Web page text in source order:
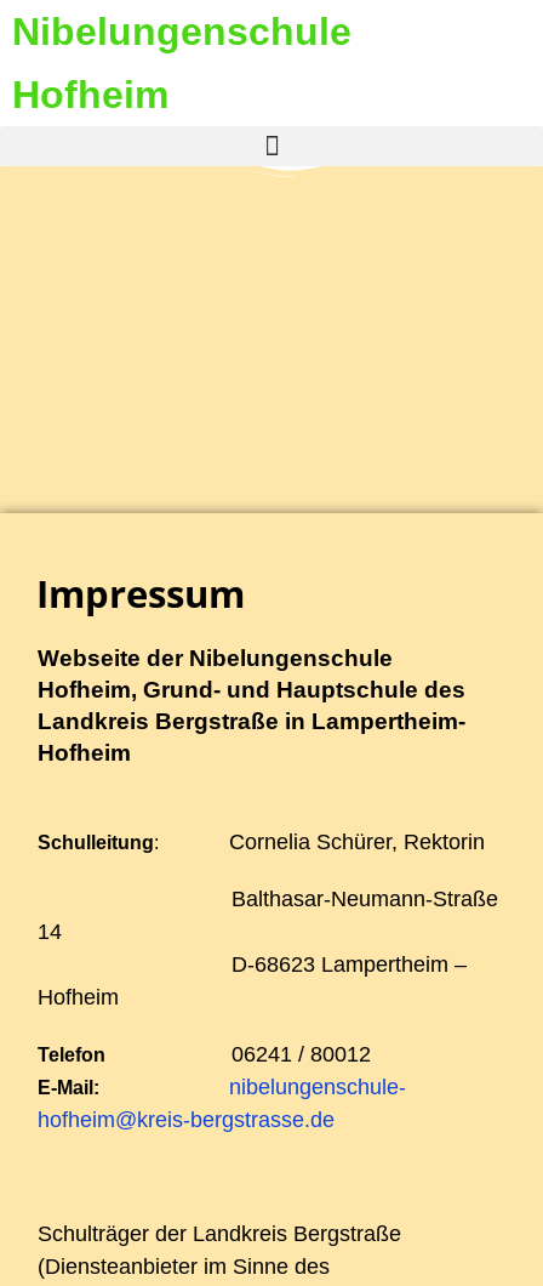
Nibelungenschule
Hofheim
Impressum
Webseite der Nibelungenschule
Hofheim, Grund- und Hauptschule des
Landkreis Bergstraße in Lampertheim-
Hofheim
Schulleitung: Cornelia Schürer, Rektorin
Balthasar-Neumann-Straße
14
D-68623 Lampertheim –
Hofheim
Telefon 06241 / 80012
E-Mail:
nibelungenschule-
hofheim@kreis-bergstrasse.de
Schulträger der Landkreis Bergstraße
(Diensteanbieter im Sinne des